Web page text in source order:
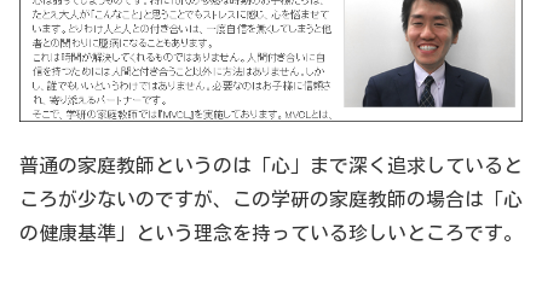
普通の家庭教師というのは「心」まで深く追求していると
ころが少ないのですが、この学研の家庭教師の場合は「心
の健康基準」という理念を持っている珍しいところです。